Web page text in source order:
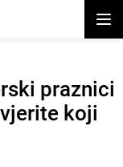
praznici
koji